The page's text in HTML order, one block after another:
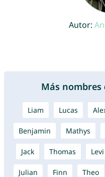
Autor:
Más
Liam Lucas
Benjamin Mathys
Jack Thomas Levi
Julian Finn Theo